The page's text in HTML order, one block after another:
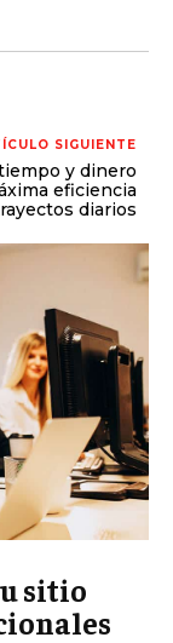
SIGUIENTE
y dinero
eficiencia
diarios
sitio